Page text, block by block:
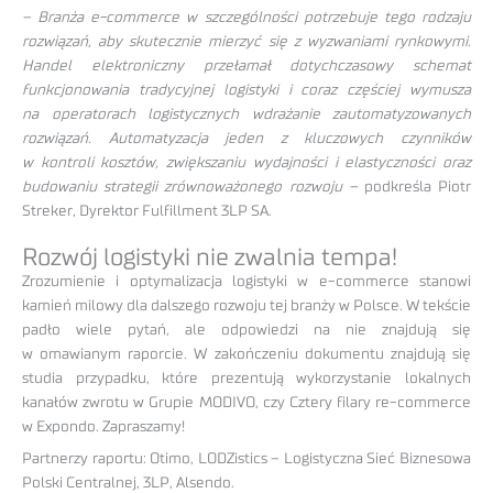
– Branża e-commerce w szczególności potrzebuje tego rodzaju
rozwiązań, aby skutecznie mierzyć się z wyzwaniami rynkowymi.
Handel elektroniczny przełamał dotychczasowy schemat
funkcjonowania tradycyjnej logistyki i coraz częściej wymusza
na operatorach logistycznych wdrażanie zautomatyzowanych
rozwiązań. Automatyzacja jeden z kluczowych czynników
w kontroli kosztów, zwiększaniu wydajności i elastyczności oraz
budowaniu strategii zrównoważonego rozwoju –podkreśla Piotr
Streker, Dyrektor Fulfillment 3LP SA.
Rozwój logistyki nie zwalnia tempa!
Zrozumienie i optymalizacja logistyki w e-commerce stanowi
kamień milowy dla dalszego rozwoju tej branży w Polsce. W tekście
padło wiele pytań, ale odpowiedzi na nie znajdują się
w omawianym raporcie. W zakończeniu dokumentu znajdują się
studia przypadku, które prezentują wykorzystanie lokalnych
kanałów zwrotu w Grupie MODIVO, czy Cztery filary re-commerce
w Expondo. Zapraszamy!
Partnerzy raportu: Otimo, LODZistics – Logistyczna Sieć Biznesowa
Polski Centralnej, 3LP, Alsendo.